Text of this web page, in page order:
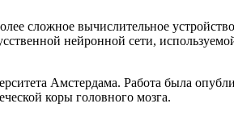
сложное вычислительное
нейронной сети,
Амстердама. Работа была
коры головного мозга.